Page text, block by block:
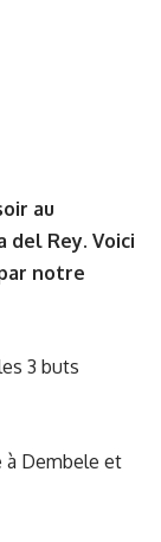
au
del Rey. Voici
notre
3 buts
à Dembele et